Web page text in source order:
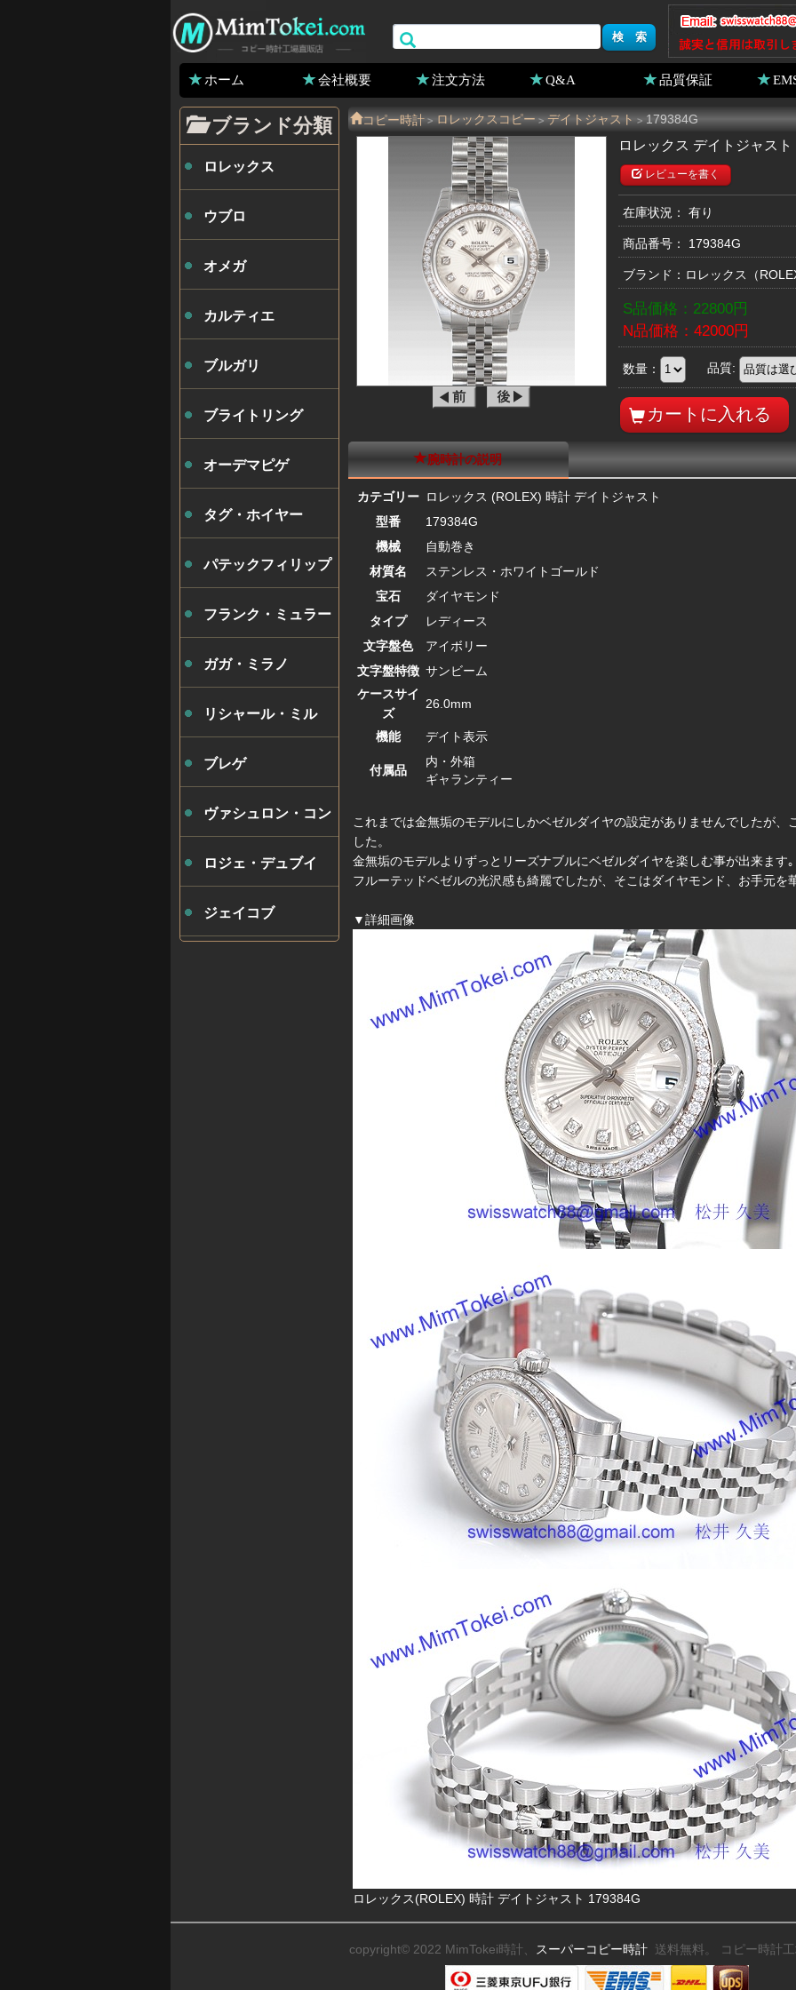
ホーム 会社概要 注文方法 Q&A 品質保証
コピー時計 > ロレックスコピー > デイトジャスト > 179384G
ロレックス デイトジャス
レビューを書く
在庫状況： 有り
商品番号： 179384G
ブランド： ロレックス （
S品価格： 22800円
N品価格： 42000円
数量： 品質:
腕時計の説明
カテゴリー ロレックス (ROLEX) 時計 デイトジャスト
型番
179384G
機械
自動巻き
材質名
ステンレス・ホワイトゴールド
宝石
ダイヤモンド
タイプ
レディース
文字盤色
アイボリー
文字盤特徴 サンビーム
ケースサイ
ズ
26.0mm
機能 デイト表示
付属品
内・外箱
ギャランティー
これまでは金無垢のモデルにしかベゼルダイヤの設定がありませんでしたが、
した。
金無垢のモデルよりずっとリーズナブルにベゼルダイヤを楽しむ事が出来ます｡
フルーテッドベゼルの光沢感も綺麗でしたが、そこはダイヤモンド、お手元を
▼詳細画像
ロレックス(ROLEX) 時計 デイトジャスト 179384G
ブランド分類
ロレックス
ウブロ
オメガ
カルティエ
ブルガリ
ブライトリング
オーデマピゲ
タグ・ホイヤー
パテックフィリップ
フランク・ミュラー
ガガ・ミラノ
リシャール・ミル
ブレゲ
ヴァシュロン・コン
スタンタン
ロジェ・デュブイ
ジェイコブ
copyright© 2022 MimTokei時計、 スーパーコピー時計 送料無料。 コピー時計